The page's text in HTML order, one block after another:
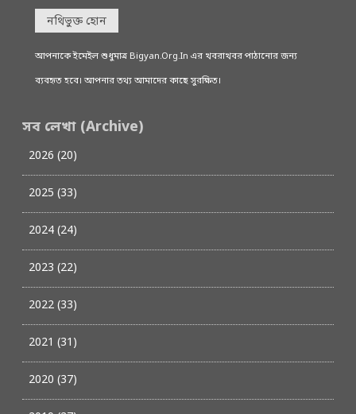
নথিভুক্ত হোন
আপনাকে ইমেইল শুধুমাত্র Bigyan.Org.In এর খবরাখবর পাঠানোর জন্য
ব্যবহৃত হবে। আপনার তথ্য আমাদের কাছে সুরক্ষিত।
সব লেখা (Archive)
2026 (20)
2025 (33)
2024 (24)
2023 (22)
2022 (33)
2021 (31)
2020 (37)